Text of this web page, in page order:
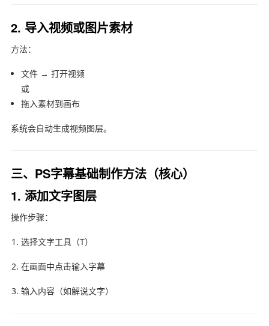
2. 导入视频或图片素材
方法：
文件 → 打开视频
或
拖入素材到画布
系统会自动生成视频图层。
三、PS字幕基础制作方法（核心）
1. 添加文字图层
操作步骤：
选择文字工具（T）
在画面中点击输入字幕
输入内容（如解说文字）